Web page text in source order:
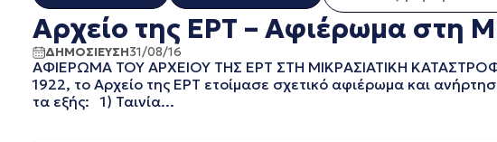
ERT COSMOS
ERTECHO
ERTFLIX
EUROVISION - EBU
EΡΤ1
ΟΛΑ
ΔΕΚΕΜΒΡΙΟΣ 2025
ΝΟΕΜΒΡΙΟΣ 2025
Αρχείο της ΕΡΤ – Αφιέρωμα στη
ΔΗΜΟΣΙΕΥΣΗ31/08/16
ΑΦΙΕΡΩΜΑ ΤΟΥ ΑΡΧΕΙΟΥ ΤΗΣ ΕΡΤ ΣΤΗ ΜΙΚΡΑΣΙΑΤΙΚΗ
1922, το Αρχείο της ΕΡΤ ετοίμασε σχετικό αφιέρωμα και
τα εξής: 1) Ταινία...